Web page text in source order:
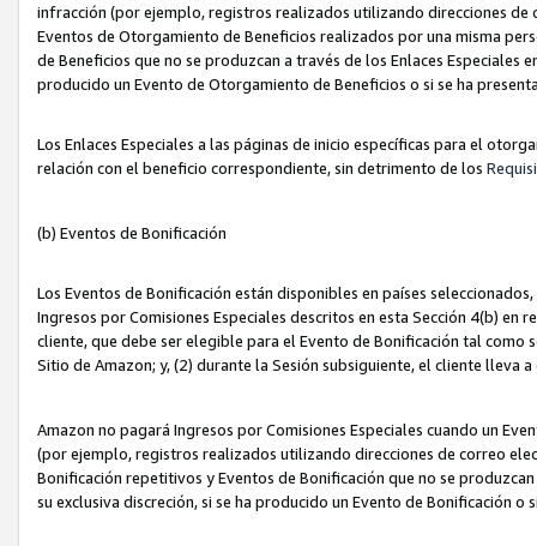
infracción (por ejemplo, registros realizados utilizando direcciones
Eventos de Otorgamiento de Beneficios realizados por una misma
de Beneficios que no se produzcan a través de los Enlaces Especiales
producido un Evento de Otorgamiento de Beneficios o si se ha
Los Enlaces Especiales a las páginas de inicio específicas para el
relación con el beneficio correspondiente, sin detrimento de los
(b) Eventos de Bonificación
Los Eventos de Bonificación están disponibles en países
Ingresos por Comisiones Especiales descritos en esta Sección 4(b) en
cliente, que debe ser elegible para el Evento de Bonificación tal como
Sitio de Amazon; y, (2) durante la Sesión subsiguiente, el cliente lleva
Amazon no pagará Ingresos por Comisiones Especiales cuando un
(por ejemplo, registros realizados utilizando direcciones de correo
Bonificación repetitivos y Eventos de Bonificación que no se
su exclusiva discreción, si se ha producido un Evento de Bonificación